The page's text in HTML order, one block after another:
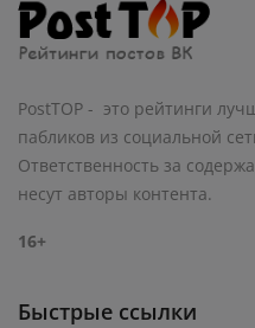
PostTOP - это рейтинги
пабликов из социальной
Ответственность за
несут авторы контента.
16+
Быстрые ссылки